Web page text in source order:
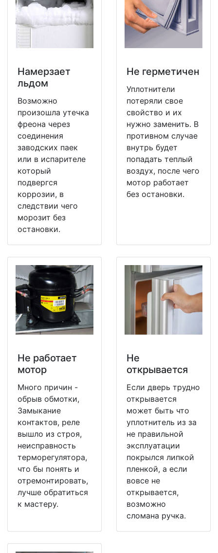
Намерзает
льдом
Возможно
произошла утечка
фреона через
соединения
заводских паек
или в испарителе
который
подвергся
коррозии, в
следствии чего
морозит без
остановки.
Не герметичен
Уплотнители
потеряли свое
свойство и их
нужно заменить. В
противном случае
внутрь будет
попадать теплый
воздух, после чего
мотор работает
без остановки.
Не работает
мотор
Много причин -
обрыв обмотки,
Замыкание
контактов, реле
вышло из строя,
неисправность
терморегулятора,
что бы понять и
отремонтировать,
лучше обратиться
к мастеру.
Не
открывается
Если дверь трудно
открывается
может быть что
уплотнитель из за
не правильной
эксплуатации
покрылся липкой
пленкой, а если
вовсе не
открывается,
возможно
сломана ручка.